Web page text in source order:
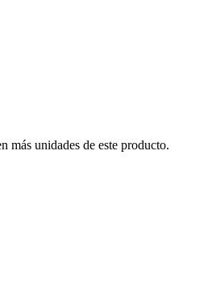
más unidades de este producto.